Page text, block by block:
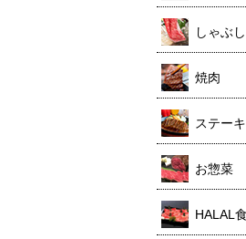
しゃぶ
焼肉
ステーキ
お惣菜
HALAL